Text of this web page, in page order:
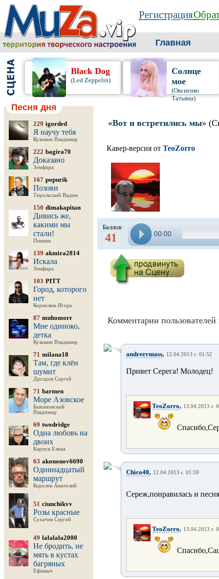
Регистрация
Главная
Black Dog
(Led Zeppelin)
Солнце
мое
(Овсиенко
Татьяна)
Песня дня
229 igorded
Я научу тебя
Кузьмин Владимир
222 bagira70
Доказано
Земфира
167 popurik
Позови
Тирольский Вадим
150 dimakapitan
Дивись же,
какими мы
стали!
Пикник
139 akmira2814
Искала
Земфира
103 PITT
Город, которого
нет
Корнелюк Игорь
87 muhomorr
Мне одиноко,
детка
Кузьмин Владимир
71 milana18
Там, где клён
шумит
Дроздов Сергей
71 barmen
Море Азовское
Бажиновский
Владимир
69 twodridge
Одна любовь на
двоих
Карпук Елена
63 akononov6690
Одиннадцатый
маршрут
Королев Анатолий
51 ciunchikvv
Розы красные
Сухачев Сергей
49 lalalala2000
Не бродить, не
мять в кустах
багряных
Ефимыч
«Вот и встретились мы»
Кавер-версия от TeoZorro
Баллов:
41 00:00
Комментарии пользователей
andreevmass, 12.04.2013 г. 01:52
Привет Серега! Молодец!
TeoZorro, 13.04.2013 г.
Chico40, 12.04.2013 г. 01:59
Сереж,понравилась и
TeoZorro, 13.04.2013 г.